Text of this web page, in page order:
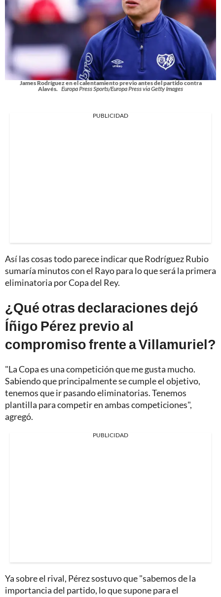
James Rodríguez en el calentamiento previo antes del partido contra
Alavés. Europa Press Sports/Europa Press via Getty Images
PUBLICIDAD
Así las cosas todo parece indicar que Rodríguez Rubio
sumaría minutos con el Rayo para lo que será la primera
eliminatoria por Copa del Rey.
¿Qué otras declaraciones dejó
Íñigo Pérez previo al
compromiso frente a Villamuriel?
"La Copa es una competición que me gusta mucho.
Sabiendo que principalmente se cumple el objetivo,
tenemos que ir pasando eliminatorias. Tenemos
plantilla para competir en ambas competiciones",
agregó.
PUBLICIDAD
Ya sobre el rival, Pérez sostuvo que "sabemos de la
importancia del partido, lo que supone para el